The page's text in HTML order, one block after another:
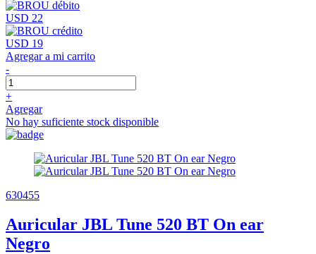
USD 22
USD 19
Agregar a mi carrito
-
+
Agregar
No hay suficiente stock disponible
630455
Auricular JBL Tune 520 BT On ear
Negro